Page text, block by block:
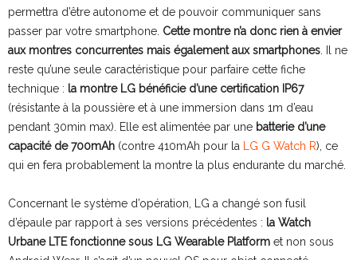
permettra d’être autonome et de pouvoir communiquer sans
passer par votre smartphone. Cette montre n’a donc rien à envier
aux montres concurrentes mais également aux smartphones. Il ne
reste qu’une seule caractéristique pour parfaire cette fiche
technique : la montre LG bénéficie d’une certification IP67
(résistante à la poussière et à une immersion dans 1m d’eau
pendant 30min max). Elle est alimentée par une batterie d’une
capacité de 700mAh (contre 410mAh pour la LG G Watch R), ce
qui en fera probablement la montre la plus endurante du marché.
Concernant le système d’opération, LG a changé son fusil
d’épaule par rapport à ses versions précédentes : la Watch
Urbane LTE fonctionne sous LG Wearable Platform et non sous